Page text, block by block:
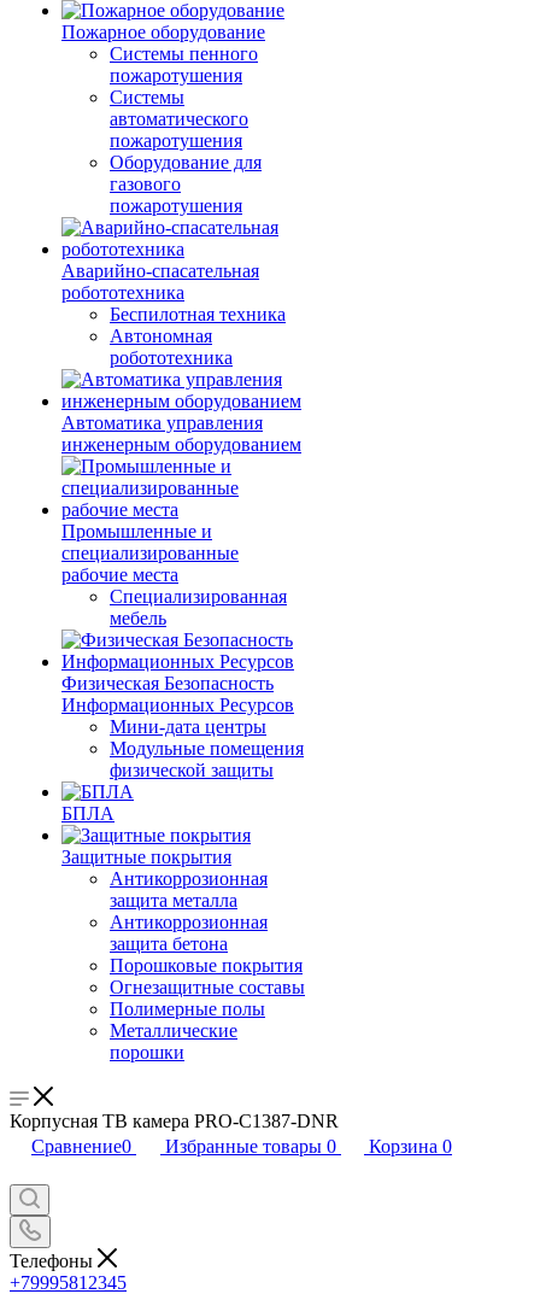
Пожарное оборудование
Системы пенного
пожаротушения
Системы
автоматического
пожаротушения
Оборудование для
газового
пожаротушения
Аварийно-спасательная
робототехника
Беспилотная техника
Автономная
робототехника
Автоматика управления
инженерным оборудованием
Промышленные и
специализированные
рабочие места
Специализированная
мебель
Физическая Безопасность
Информационных Ресурсов
Мини-дата центры
Модульные помещения
физической защиты
БПЛА
Защитные покрытия
Антикоррозионная
защита металла
Антикоррозионная
защита бетона
Порошковые покрытия
Огнезащитные составы
Полимерные полы
Металлические
порошки
Корпусная ТВ камера PRO-C1387-DNR
Сравнение0 Избранные товары 0 Корзина 0
Телефоны
+79995812345